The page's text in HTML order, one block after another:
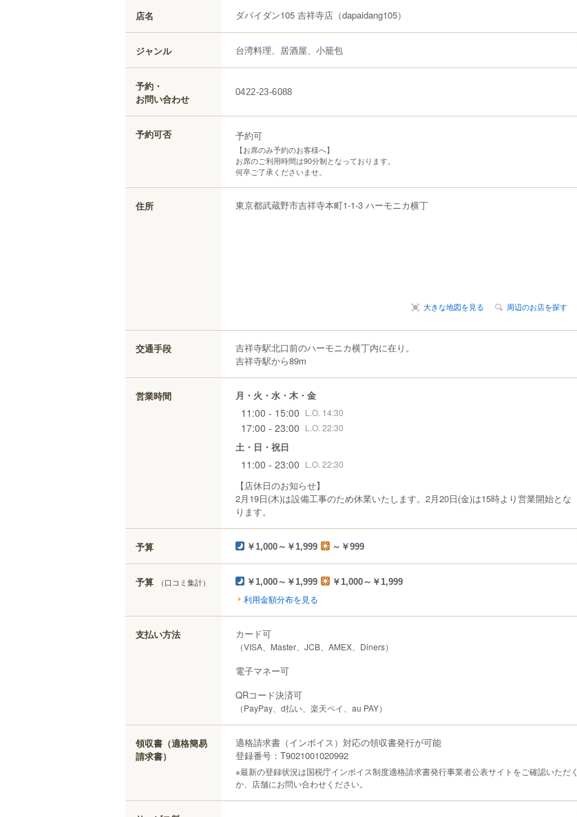
店名 ダパイダン105 吉祥寺店 （dapaidang105）
ジャンル 台湾料理、居酒屋、小籠包
予約・
お問い合わせ
0422-23-6088
予約可否 予約可
【お席のみ予約のお客様へ】
お席のご利用時間は90分制となっております。
何卒ご了承くださいませ。
住所 東京都武蔵野市吉祥寺本町1-1-3 ハーモニカ横丁
大きな地図を見る 周辺のお店を探す
交通手段
吉祥寺駅北口前のハーモニカ横丁内に在り。
吉祥寺駅から89m
営業時間 月・火・水・木・金
11:00 - 15:00 L.O. 14:30
17:00 - 23:00 L.O. 22:30
土・日・祝日
11:00 - 23:00 L.O. 22:30
【店休日のお知らせ】
2月19日(木)は設備工事のため休業いたします。2月20日(金)は15時より営業開始とな
ります。
予算 ￥1,000～￥1,999 ～￥999
予算 （口コミ集計） ￥1,000～￥1,999 ￥1,000～￥1,999
利用金額分布を見る
支払い方法 カード可
（VISA、Master、JCB、AMEX、Diners）
電子マネー可
QRコード決済可
（PayPay、d払い、楽天ペイ、au PAY）
領収書（適格簡易
請求書）
適格請求書（インボイス）対応の領収書発行が可能
登録番号：T9021001020992
※最新の登録状況は国税庁インボイス制度適格請求書発行事業者公表サイトをご確認いただく
か、店舗にお問い合わせください。